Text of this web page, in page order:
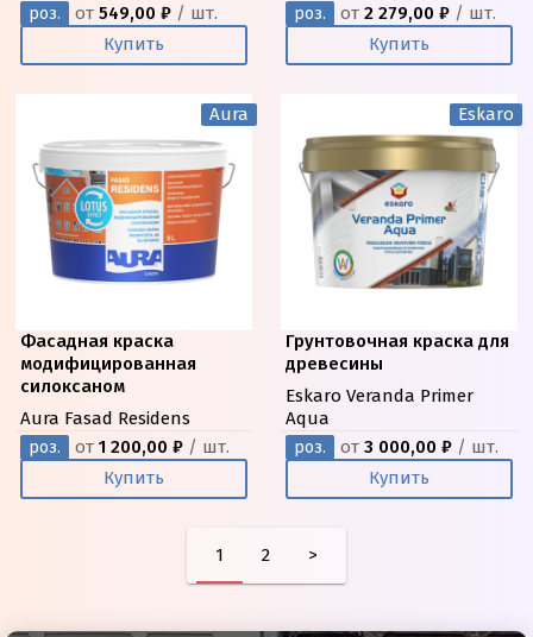
роз. от 549,00 ₽ / шт.
Купить
роз. от 2 279,00 ₽ / шт.
Купить
Aura
Фасадная краска
модифицированная
силоксаном
Aura Fasad Residens
роз. от 1 200,00 ₽ / шт.
Купить
Eskaro
Грунтовочная краска для
древесины
Eskaro Veranda Primer
Aqua
роз. от 3 000,00 ₽ / шт.
Купить
1 2 >